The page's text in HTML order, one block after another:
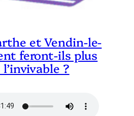
et Vendin-le-
feront-ils plus
?